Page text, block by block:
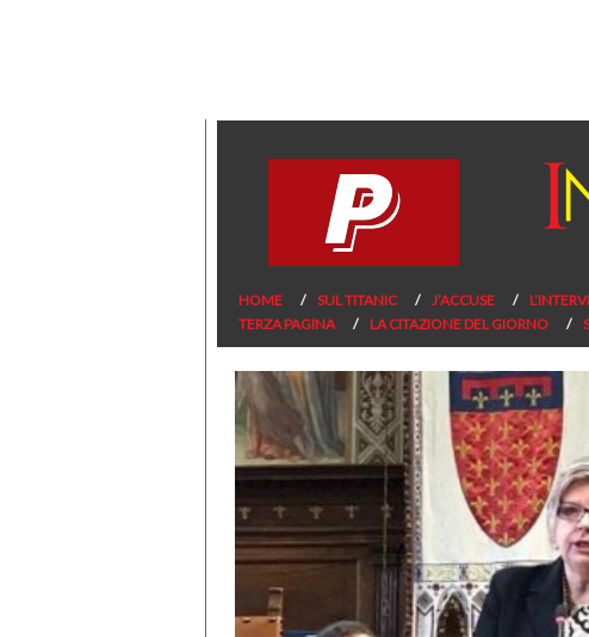
HOME SUL TITANIC J’ACCUSE
TERZA PAGINA
LA CITAZIONE DEL GIORNO